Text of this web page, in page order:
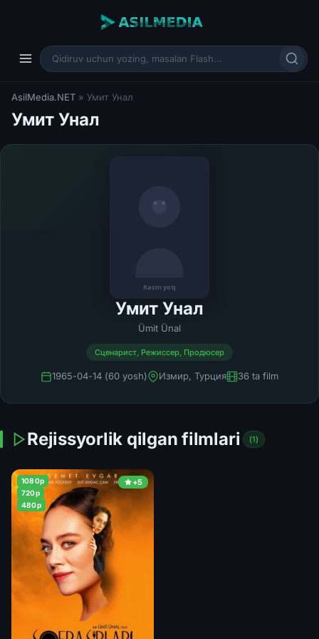
AsilMedia.NET » Умит Унал
Умит Унал
Умит Унал
Ümit Ünal
Сценарист, Режиссер, Продюсер
1965-04-14 (60 yosh) Измир, Турция 36 ta film
Rejissyorlik qilgan filmlari (1)
+5
1080p
720p
480p